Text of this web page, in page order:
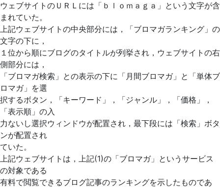
ウェブサイトのＵＲＬには「ｂｌｏｍａｇａ」という文字が含
まれていた。
上記ウェブサイトの中央部分には，「ブロマガランキング」の
文字の下に，
１位から順にブログのタイトルが列挙され，ウェブサイトの右
側部分には，
「ブロマガ検索」との表示の下に「月間ブロマガ」と「単体ブ
ロマガ」を選
択するボタン，「キーワード」，「ジャンル」，「価格」，
「表示順」の入
力ないし選択ウィンドウが配置され，最下段には「検索」ボタ
ンが配置され
ていた。
上記ウェブサイトは，上記(1)の「ブロマガ」というサービス
の対象である
有料で閲覧できるブログ記事のランキングを示したものであ